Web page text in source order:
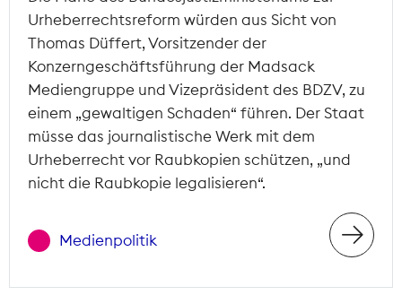
Urheberrechtsreform würden aus Sicht von
Thomas Düffert, Vorsitzender der
Konzerngeschäftsführung der Madsack
Mediengruppe und Vizepräsident des BDZV, zu
einem „gewaltigen Schaden“ führen. Der Staat
müsse das journalistische Werk mit dem
Urheberrecht vor Raubkopien schützen, „und
nicht die Raubkopie legalisieren“.
Medienpolitik